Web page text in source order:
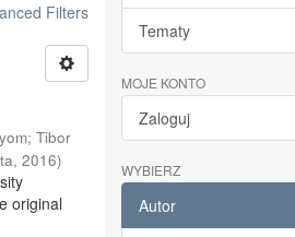
Filters
;Tibor
,2016)
original
Tematy
MOJE KONTO
Zaloguj
WYBIERZ
Autor